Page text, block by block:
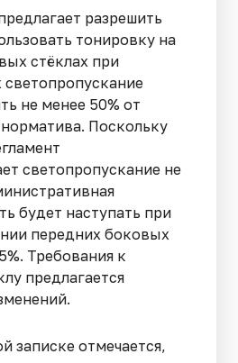
разрешить
тонировку на
стёклах при
светопропускание
не менее 50% от
Поскольку
светопропускание не
будет наступать при
передних боковых
Требования к
предлагается
записке отмечается,